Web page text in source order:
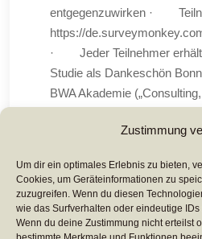
Zustimmung
Um dir ein optimales Erlebnis zu bieten,
Cookies, um Geräteinformationen zu
zuzugreifen. Wenn du diesen
wie das Surfverhalten oder eindeutige
Wenn du deine Zustimmung nicht erteilst
entgegenzuwirken ·
https://
· Jeder Teilnehmer erhält
Studie als Dankeschön
BWA Akademie
Mehr Lesen ...